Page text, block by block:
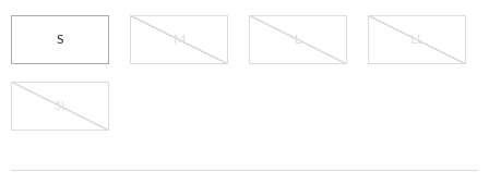
S M L LL
3L